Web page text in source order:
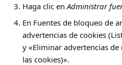
Haga clic en Administrar
En Fuentes de bloqueo de
advertencias de cookies
y «Eliminar advertencias
las cookies)».